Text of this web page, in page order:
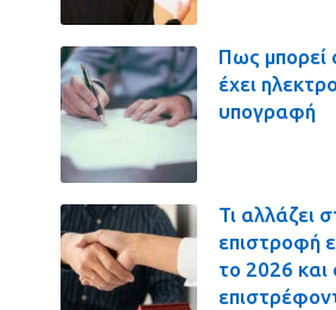
Πως μπορεί
έχει
υπογραφή
Τι αλλάζει
επιστροφή
το 2026 και